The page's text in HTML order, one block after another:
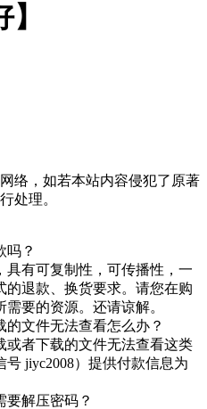
络，如若本站内容侵犯了原著
处理。
吗？
具有可复制性，可传播性，一
的退款、换货要求。请您在购
要的资源。还请谅解。
文件无法查看怎么办？
或者下载的文件无法查看这类
jiyc2008）提供付款信息为
要解压密码？